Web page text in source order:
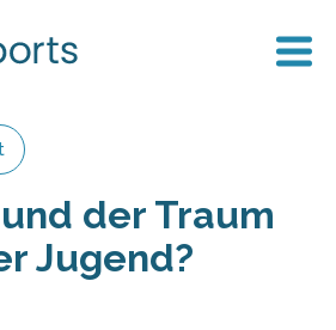
der Traum
Jugend?